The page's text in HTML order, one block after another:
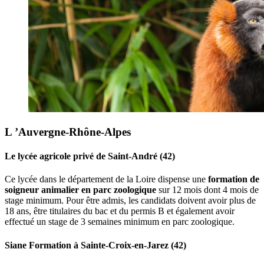
L ’Auvergne-Rhône-Alpes
Le lycée agricole privé de Saint-André (42)
Ce lycée dans le département de la Loire dispense une formation de
soigneur animalier en parc zoologique sur 12 mois dont 4 mois de
stage minimum. Pour être admis, les candidats doivent avoir plus de
18 ans, être titulaires du bac et du permis B et également avoir
effectué un stage de 3 semaines minimum en parc zoologique.
Siane Formation à Sainte-Croix-en-Jarez (42)